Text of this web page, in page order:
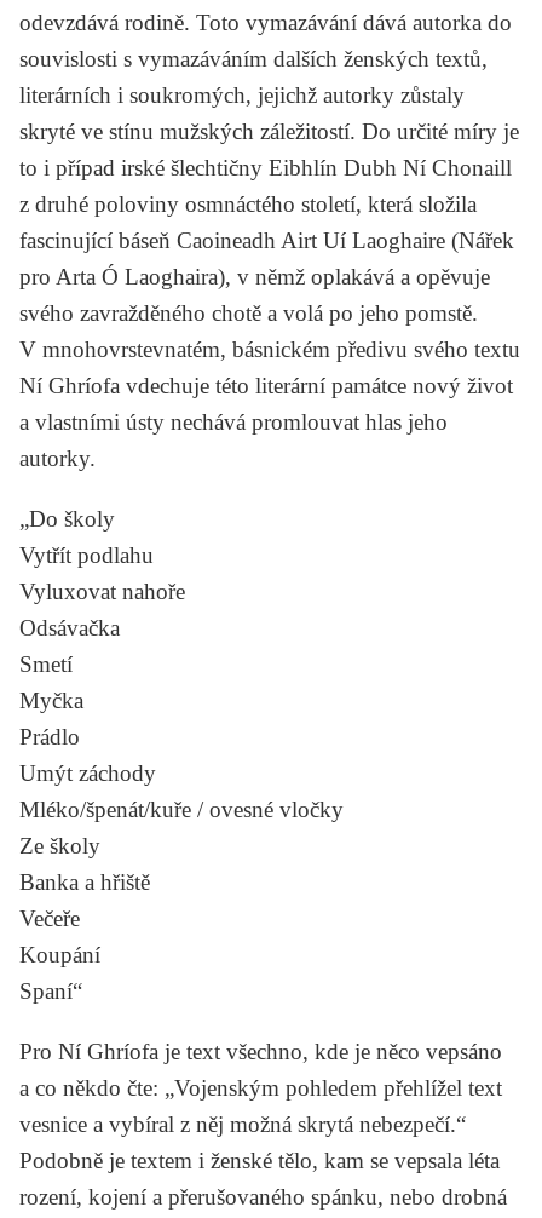
odevzdává rodině. Toto vymazávání dává autorka do
souvislosti s vymazáváním dalších ženských textů,
literárních i soukromých, jejichž autorky zůstaly
skryté ve stínu mužských záležitostí. Do určité míry je
to i případ irské šlechtičny Eibhlín Dubh Ní Chonaill
z druhé poloviny osmnáctého století, která složila
fascinující báseň Caoineadh Airt Uí Laoghaire (Nářek
pro Arta Ó Laoghaira), v němž oplakává a opěvuje
svého zavražděného chotě a volá po jeho pomstě.
V mnohovrstevnatém, básnickém předivu svého textu
Ní Ghríofa vdechuje této literární památce nový život
a vlastními ústy nechává promlouvat hlas jeho
autorky.
„Do školy
Vytřít podlahu
Vyluxovat nahoře
Odsávačka
Smetí
Myčka
Prádlo
Umýt záchody
Mléko/špenát/kuře / ovesné vločky
Ze školy
Banka a hřiště
Večeře
Koupání
Spaní“
Pro Ní Ghríofa je text všechno, kde je něco vepsáno
a co někdo čte: „Vojenským pohledem přehlížel text
vesnice a vybíral z něj možná skrytá nebezpečí.“
Podobně je textem i ženské tělo, kam se vepsala léta
rození, kojení a přerušovaného spánku, nebo drobná